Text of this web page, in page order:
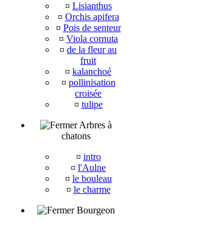
¤ Lisianthus
¤ Orchis apifera
¤ Pois de senteur
¤ Viola cornuta
¤ de la fleur au
fruit
¤ kalanchoé
¤ pollinisation
croisée
¤ tulipe
Arbres à
chatons
¤ intro
¤ l'Aulne
¤ le bouleau
¤ le charme
Bourgeon